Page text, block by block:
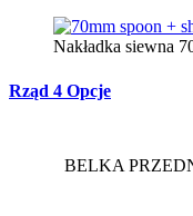
Nakładka siewna
Rząd 4 Opcje
BELKA